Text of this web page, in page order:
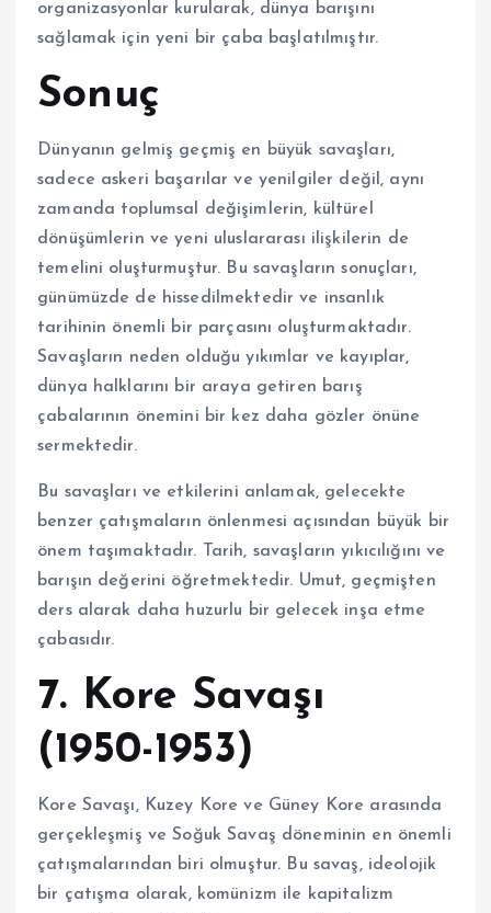
organizasyonlar kurularak, dünya barışını
sağlamak için yeni bir çaba başlatılmıştır.
Sonuç
Dünyanın gelmiş geçmiş en büyük savaşları,
sadece askeri başarılar ve yenilgiler değil, aynı
zamanda toplumsal değişimlerin, kültürel
dönüşümlerin ve yeni uluslararası ilişkilerin de
temelini oluşturmuştur. Bu savaşların sonuçları,
günümüzde de hissedilmektedir ve insanlık
tarihinin önemli bir parçasını oluşturmaktadır.
Savaşların neden olduğu yıkımlar ve kayıplar,
dünya halklarını bir araya getiren barış
çabalarının önemini bir kez daha gözler önüne
sermektedir.
Bu savaşları ve etkilerini anlamak, gelecekte
benzer çatışmaların önlenmesi açısından büyük bir
önem taşımaktadır. Tarih, savaşların yıkıcılığını ve
barışın değerini öğretmektedir. Umut, geçmişten
ders alarak daha huzurlu bir gelecek inşa etme
çabasıdır.
7. Kore Savaşı
(1950-1953)
Kore Savaşı, Kuzey Kore ve Güney Kore arasında
gerçekleşmiş ve Soğuk Savaş döneminin en önemli
çatışmalarından biri olmuştur. Bu savaş, ideolojik
bir çatışma olarak, komünizm ile kapitalizm